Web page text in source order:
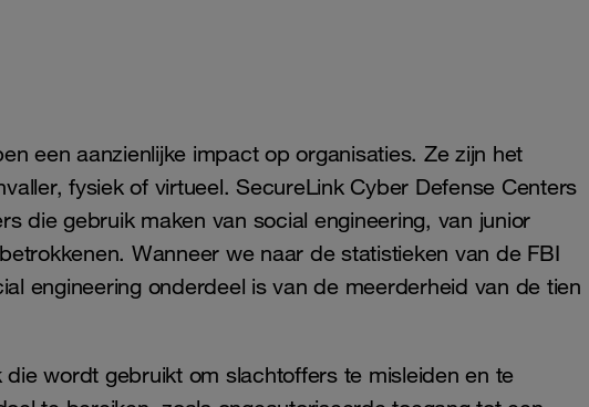
een aanzienlijke impact op organisaties. Ze zijn het
fysiek of virtueel. SecureLink Cyber ​​Defense Centers
die gebruik maken van social engineering, van junior
Wanneer we naar de statistieken van de FBI
engineering onderdeel is van de meerderheid van de tien
wordt gebruikt om slachtoffers te misleiden en te